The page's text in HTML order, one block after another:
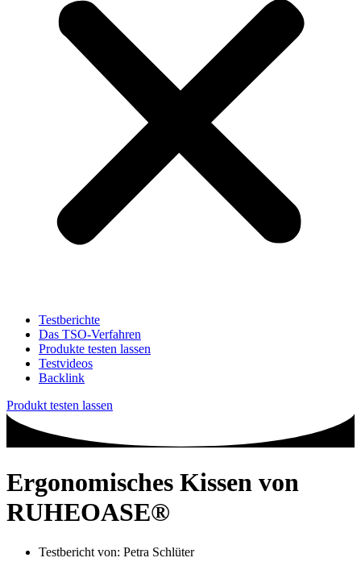
Testberichte
Das TSO-Verfahren
Produkte testen lassen
Testvideos
Backlink
Produkt testen lassen
Ergonomisches Kissen von
RUHEOASE®
Testbericht von: Petra Schlüter